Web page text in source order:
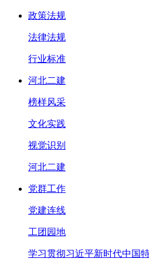
政策法规
法律法规
行业标准
河北二建
榜样风采
文化实践
视觉识别
河北二建
党群工作
党建连线
工团园地
学习贯彻习近平新时代中国